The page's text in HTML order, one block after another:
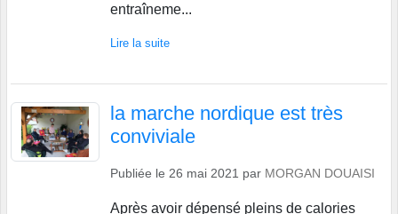
entraîneme...
Lire la suite
la marche nordique est très
conviviale
Publiée le 26 mai 2021 par MORGAN DOUAISI
Après avoir dépensé pleins de calories